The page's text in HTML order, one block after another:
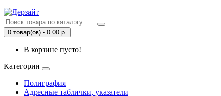
0 товар(ов) - 0.00 р.
В корзине пусто!
Категории
Полиграфия
Адресные таблички, указатели